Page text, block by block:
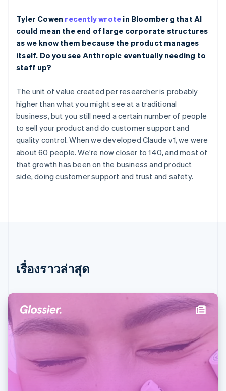
Tyler Cowen recently wrote in Bloomberg that AI
could mean the end of large corporate structures
as we know them because the product manages
itself. Do you see Anthropic eventually needing to
staff up?
The unit of value created per researcher is probably
higher than what you might see at a traditional
business, but you still need a certain number of people
to sell your product and do customer support and
quality control. When we developed Claude v1, we were
about 60 people. We're now closer to 140, and most of
that growth has been on the business and product
side, doing customer support and trust and safety.
เรื่องราวล่าสุด
English
ญี่ปุ่น
日本語English
เดนมาร์ก
English
ไทย
นอร์เวย์
English
นิวซีแลนด์
English
เนเธอร์แลนด์
Nederlands English
บราซิล
Português English
บัลแกเรีย
English
English
ฟินแลนด์
มอลตา
มาเลเซีย
English简体中文
เม็กซิโก
English
เยอรมนี